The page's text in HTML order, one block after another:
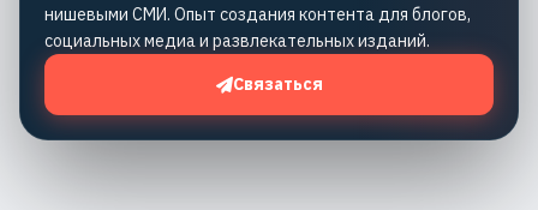
нишевыми СМИ. Опыт создания контента для блогов,
социальных медиа и развлекательных изданий.
Связаться